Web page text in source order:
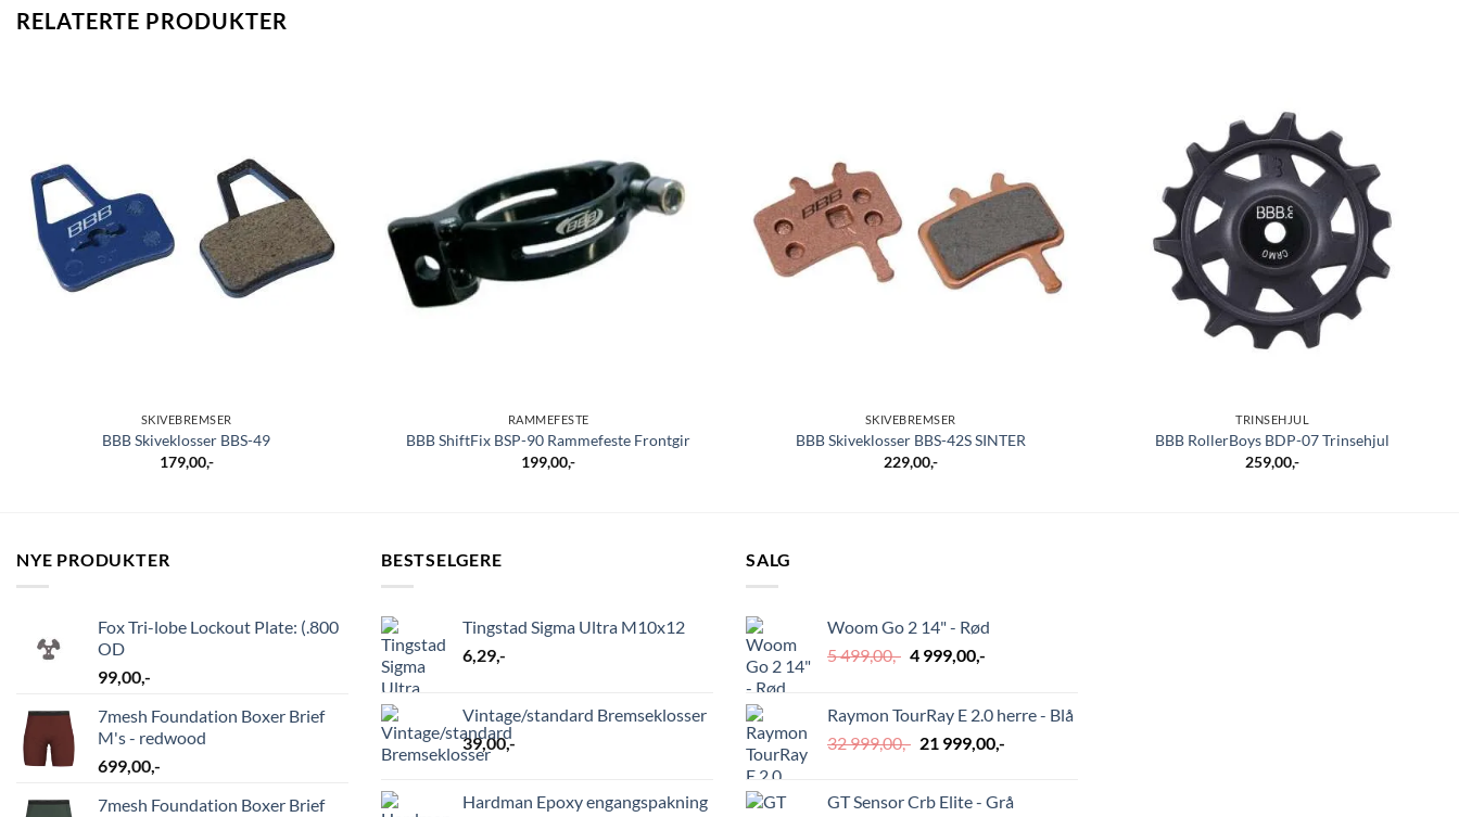
RELATERTE PRODUKTER
SKIVEBREMSER
BBB Skiveklosser BBS-49
179,00,-
RAMMEFESTE
BBB ShiftFix BSP-90 Rammefeste Frontgir
199,00,-
SKIVEBREMSER
BBB Skiveklosser BBS-42S SINTER
229,00,-
TRINSEHJUL
BBB RollerBoys BDP-07 Trinsehjul
259,00,-
NYE PRODUKTER
Fox Tri-lobe Lockout Plate: (.800
OD
99,00,-
7mesh Foundation Boxer Brief
M's - redwood
699,00,-
7mesh Foundation Boxer Brief
BESTSELGERE
Tingstad Sigma Ultra M10x12
6,29,-
Vintage/standard Bremseklosser
39,00,-
Hardman Epoxy engangspakning
SALG
Woom Go 2 14" - Rød
5 499,00,- Opprinnelig
5
499,00,-.
4 999,00,-Nåværende
4
999,00,-.
Raymon TourRay E 2.0 herre - Blå
32 999,00,- Opprinnelig
32
21 999,00,-Nåværende
21
GT Sensor Crb Elite - Grå